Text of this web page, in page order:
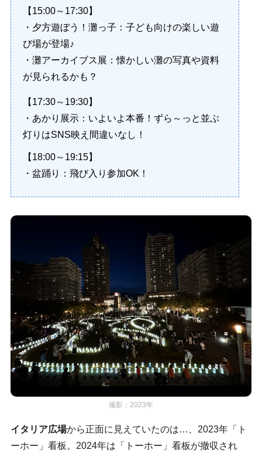
【15:00～17:30】
・夕方遊ぼう！灘っ子：子ども向けの楽しい遊
び場が登場♪
・灘アーカイブス展：懐かしい灘の写真や資料
が見られるかも？
【17:30～19:30】
・あかり展示：いよいよ本番！ずら～っと並ぶ
灯りはSNS映え間違いなし！
【18:00～19:15】
・盆踊り：飛び入り参加OK！
撮影：2023年
イタリア広場から正面に見えていたのは…、2023年「ト
ーホー」看板。2024年は「トーホー」看板が撤収され